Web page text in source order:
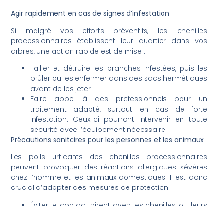
Agir rapidement en cas de signes d’infestation
Si malgré vos efforts préventifs, les chenilles
processionnaires établissent leur quartier dans vos
arbres, une action rapide est de mise :
Tailler et détruire les branches infestées, puis les
brûler ou les enfermer dans des sacs hermétiques
avant de les jeter.
Faire appel à des professionnels pour un
traitement adapté, surtout en cas de forte
infestation. Ceux-ci pourront intervenir en toute
sécurité avec l’équipement nécessaire.
Précautions sanitaires pour les personnes et les animaux
Les poils urticants des chenilles processionnaires
peuvent provoquer des réactions allergiques sévères
chez l’homme et les animaux domestiques. Il est donc
crucial d’adopter des mesures de protection :